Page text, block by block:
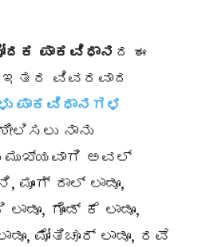
ಪಾಕವಿಧಾನ ದ ಈ
ಇತರ ವಿವರವಾದ
ಪಾಕವಿಧಾನಗಳ
ನಾನು
ಮುಖ್ಯವಾಗಿ ಅವಲ್
ದಾಲ್ ಲಾಡೂ,
ಗೊಂಡ್ ಕೆ ಲಾಡೂ,
ಮೋತಿಚೂರ್ ಲಾಡೂ, ರವೆ